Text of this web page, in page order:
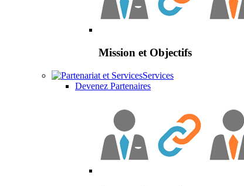
Mission et Objectifs
Services
Devenez Partenaires